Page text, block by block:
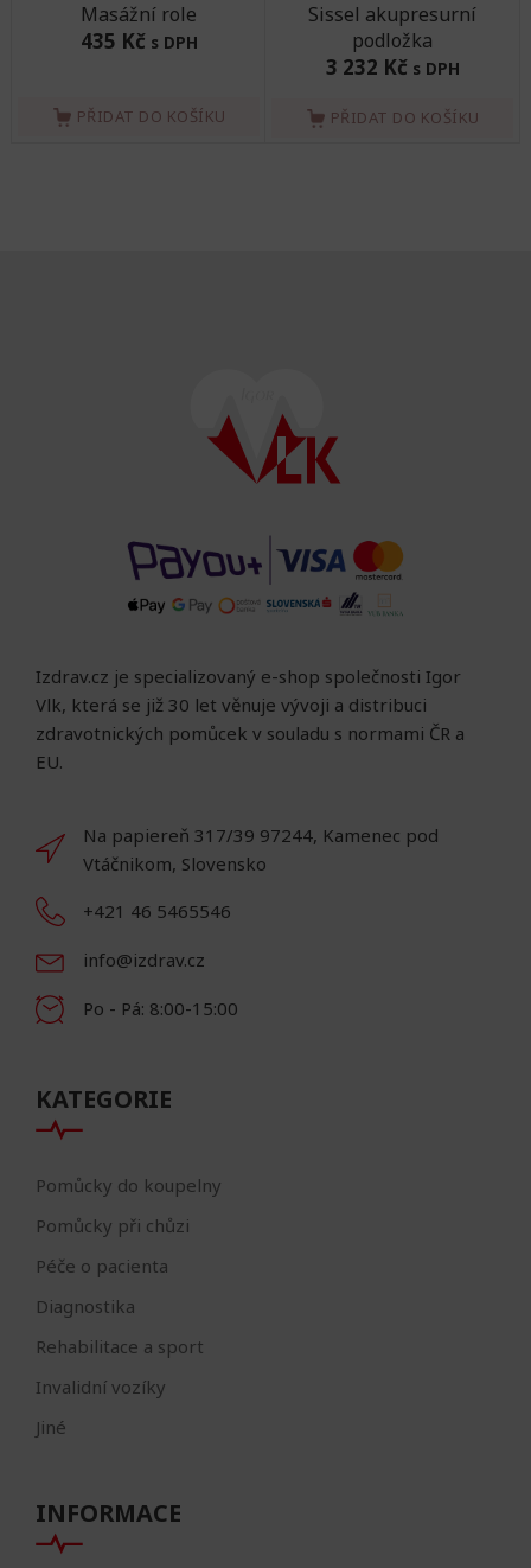
Masážní role
435 Kč s DPH
PŘIDAT DO KOŠÍKU
Sissel akupresurní
podložka
3 232 Kč s DPH
PŘIDAT DO KOŠÍKU
Izdrav.cz je specializovaný e-shop společnosti Igor
Vlk, která se již 30 let věnuje vývoji a distribuci
zdravotnických pomůcek v souladu s normami ČR a
EU.
Na papiereň 317/39 97244, Kamenec pod
Vtáčnikom, Slovensko
+421 46 5465546
info@izdrav.cz
Po - Pá: 8:00-15:00
KATEGORIE
Pomůcky do koupelny
Pomůcky při chůzi
Péče o pacienta
Diagnostika
Rehabilitace a sport
Invalidní vozíky
Jiné
INFORMACE